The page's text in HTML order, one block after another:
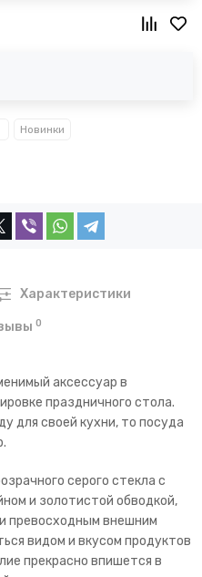
Новинки
Характеристики
0
аксессуар в
праздничного стола.
для своей кухни, то посуда
серого стекла с
и золотистой обводкой,
превосходным внешним
видом и вкусом продуктов
прекрасно впишется в